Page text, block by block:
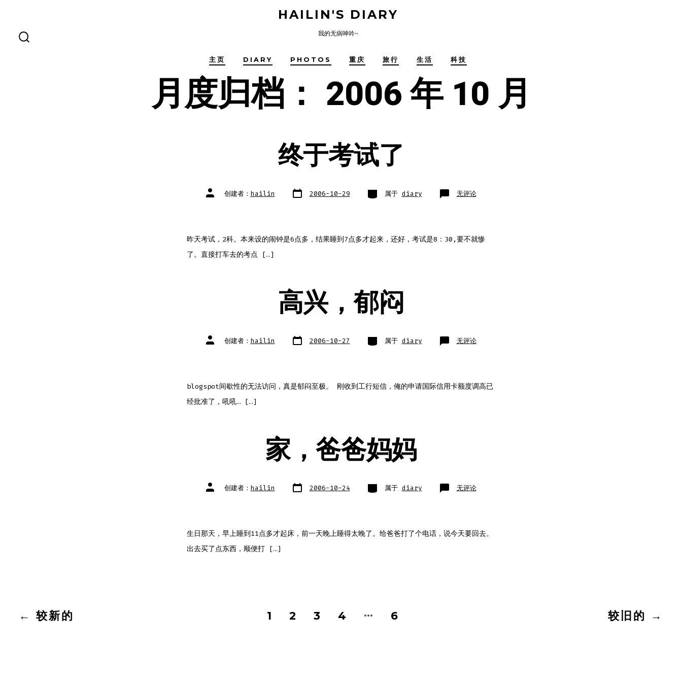
HAILIN'S DIARY
我的无病呻吟~
主页 DIARY PHOTOS 重庆 旅行 生活 科技
月度归档： 2006 年 10 月
终于考试了
文
章 创建者： hailin 文
章 2006-10-29 类
别 属于 diary 终
于
无评论
昨天考试，2科。本来设的闹钟是6点多，结果睡到7点多才起来，还好，考试是8：30,要不就惨
了。直接打车去的考点 […]
高兴，郁闷
文
章 创建者： hailin 文
章 2006-10-27 类
别 属于 diary 高
兴，
无评论
blogspot间歇性的无法访问，真是郁闷至极。 刚收到工行短信，俺的申请国际信用卡额度调高已
经批准了，吼吼… […]
家，爸爸妈妈
文
章 创建者： hailin 文
章 2006-10-24 类
别 属于 diary 家，
爸
无评论
生日那天，早上睡到11点多才起床，前一天晚上睡得太晚了。给爸爸打了个电话，说今天要回去。
出去买了点东西，顺便打 […]
文
← 较新的 1 2 3 4 … 6 较旧的 →